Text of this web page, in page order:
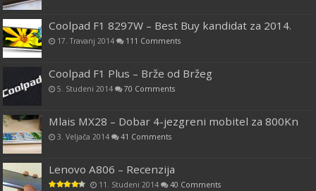
Coolpad F1 8297W – Best Buy kandidat za 2014.
17. Travanj 2014 111 Comments
Coolpad F1 Plus – Brže od Bržeg
5. Studeni 2014 70 Comments
Mlais MX28 – Dobar 4-jezgreni mobitel za 800Kn
3. Veljača 2014 41 Comments
Lenovo A806 – Recenzija
11. Studeni 2014 40 Comments